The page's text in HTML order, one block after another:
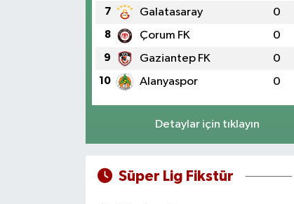
7 Galatasaray 0
8 Çorum FK 0
9 Gaziantep FK 0
10 Alanyaspor 0
Detaylar için tıklayın
Süper Lig Fikstür